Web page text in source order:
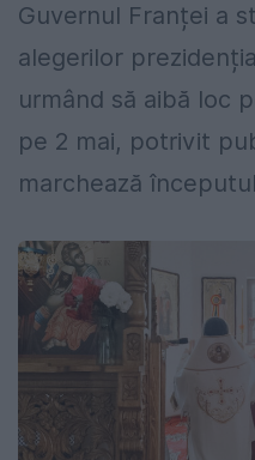
Guvernul Franței a
alegerilor
urmând să aibă loc
pe 2 mai, potrivit
marchează